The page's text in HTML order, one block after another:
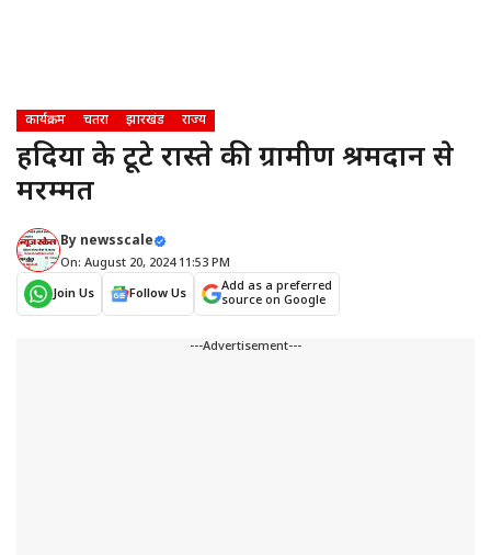
कार्यक्रम चतरा झारखंड राज्य
हिंदिया के टूटे रास्ते की ग्रामीण श्रमदान से
मरम्मत
By newsscale
On: August 20, 2024 11:53 PM
Join Us
Follow Us
Add as a preferred
source on Google
---Advertisement---